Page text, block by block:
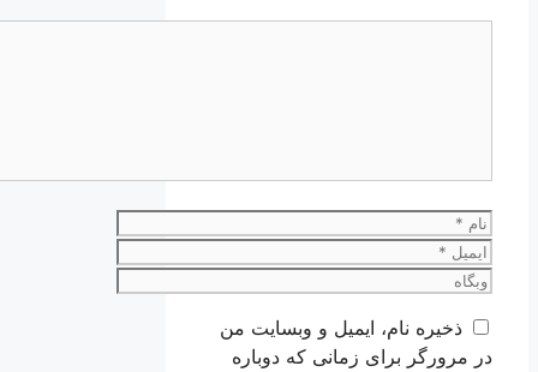
نام
ایمیل
وبگاه
ذخیره نام، ایمیل و وبسایت من
در مرورگر برای زمانی که دوباره